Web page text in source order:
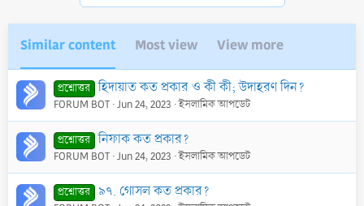
Similar content Most view View more
প্রশ্নোত্তর হিদায়াত কত প্রকার ও কী কী; উদাহরণ দিন?
FORUM BOT Jun 24, 2023 ইসলামিক আপডেট
প্রশ্নোত্তর নিফাক কত প্রকার?
FORUM BOT Jun 24, 2023 ইসলামিক আপডেট
প্রশ্নোত্তর ৯৭. গোসল কত প্রকার?